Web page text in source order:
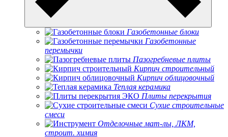
Газобетонные блоки
Газобетонные
перемычки
Пазогребневые плиты
Кирпич строительный
Кирпич облицовочный
Теплая керамика
Плиты перекрытия
Сухие строительные
смеси
Отделочные мат-лы, ЛКМ,
строит. химия